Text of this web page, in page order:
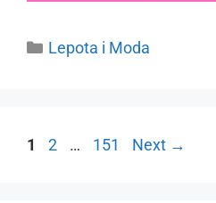
Categories
Lepota i Moda
Page
1 Page
2 … Page
151 Next →